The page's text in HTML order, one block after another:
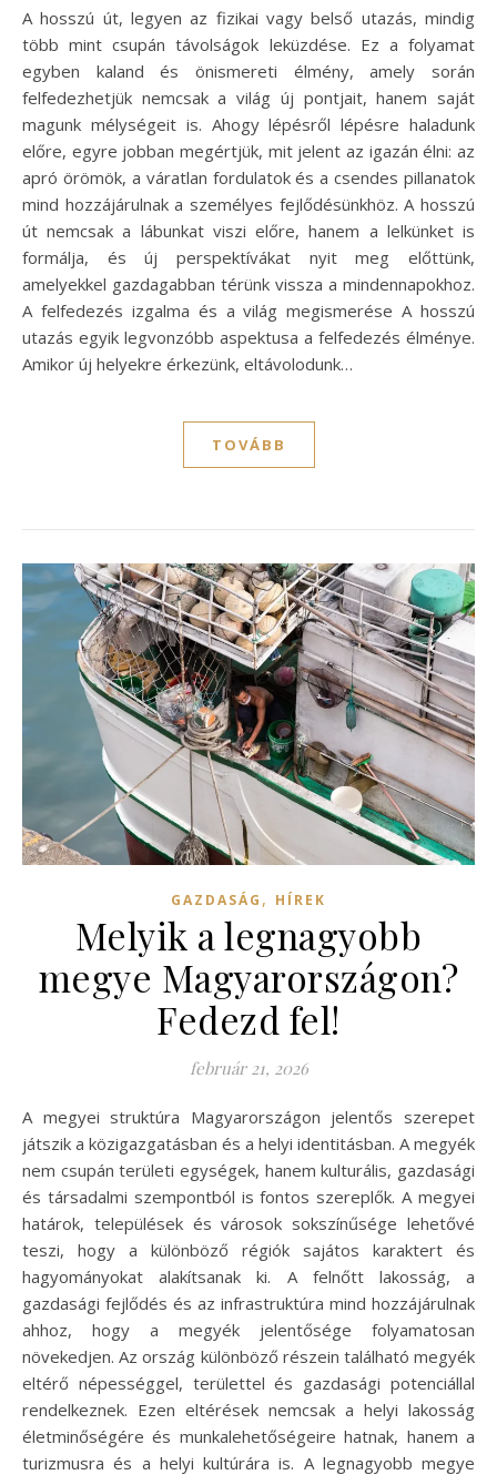
A hosszú út, legyen az fizikai vagy belső utazás, mindig
több mint csupán távolságok leküzdése. Ez a folyamat
egyben kaland és önismereti élmény, amely során
felfedezhetjük nemcsak a világ új pontjait, hanem saját
magunk mélységeit is. Ahogy lépésről lépésre haladunk
előre, egyre jobban megértjük, mit jelent az igazán élni: az
apró örömök, a váratlan fordulatok és a csendes pillanatok
mind hozzájárulnak a személyes fejlődésünkhöz. A hosszú
út nemcsak a lábunkat viszi előre, hanem a lelkünket is
formálja, és új perspektívákat nyit meg előttünk,
amelyekkel gazdagabban térünk vissza a mindennapokhoz.
A felfedezés izgalma és a világ megismerése A hosszú
utazás egyik legvonzóbb aspektusa a felfedezés élménye.
Amikor új helyekre érkezünk, eltávolodunk…
TOVÁBB
GAZDASÁG , HÍREK
Melyik a legnagyobb
megye Magyarországon?
Fedezd fel!
február 21, 2026
A megyei struktúra Magyarországon jelentős szerepet
játszik a közigazgatásban és a helyi identitásban. A megyék
nem csupán területi egységek, hanem kulturális, gazdasági
és társadalmi szempontból is fontos szereplők. A megyei
határok, települések és városok sokszínűsége lehetővé
teszi, hogy a különböző régiók sajátos karaktert és
hagyományokat alakítsanak ki. A felnőtt lakosság, a
gazdasági fejlődés és az infrastruktúra mind hozzájárulnak
ahhoz, hogy a megyék jelentősége folyamatosan
növekedjen. Az ország különböző részein található megyék
eltérő népességgel, területtel és gazdasági potenciállal
rendelkeznek. Ezen eltérések nemcsak a helyi lakosság
életminőségére és munkalehetőségeire hatnak, hanem a
turizmusra és a helyi kultúrára is. A legnagyobb megye